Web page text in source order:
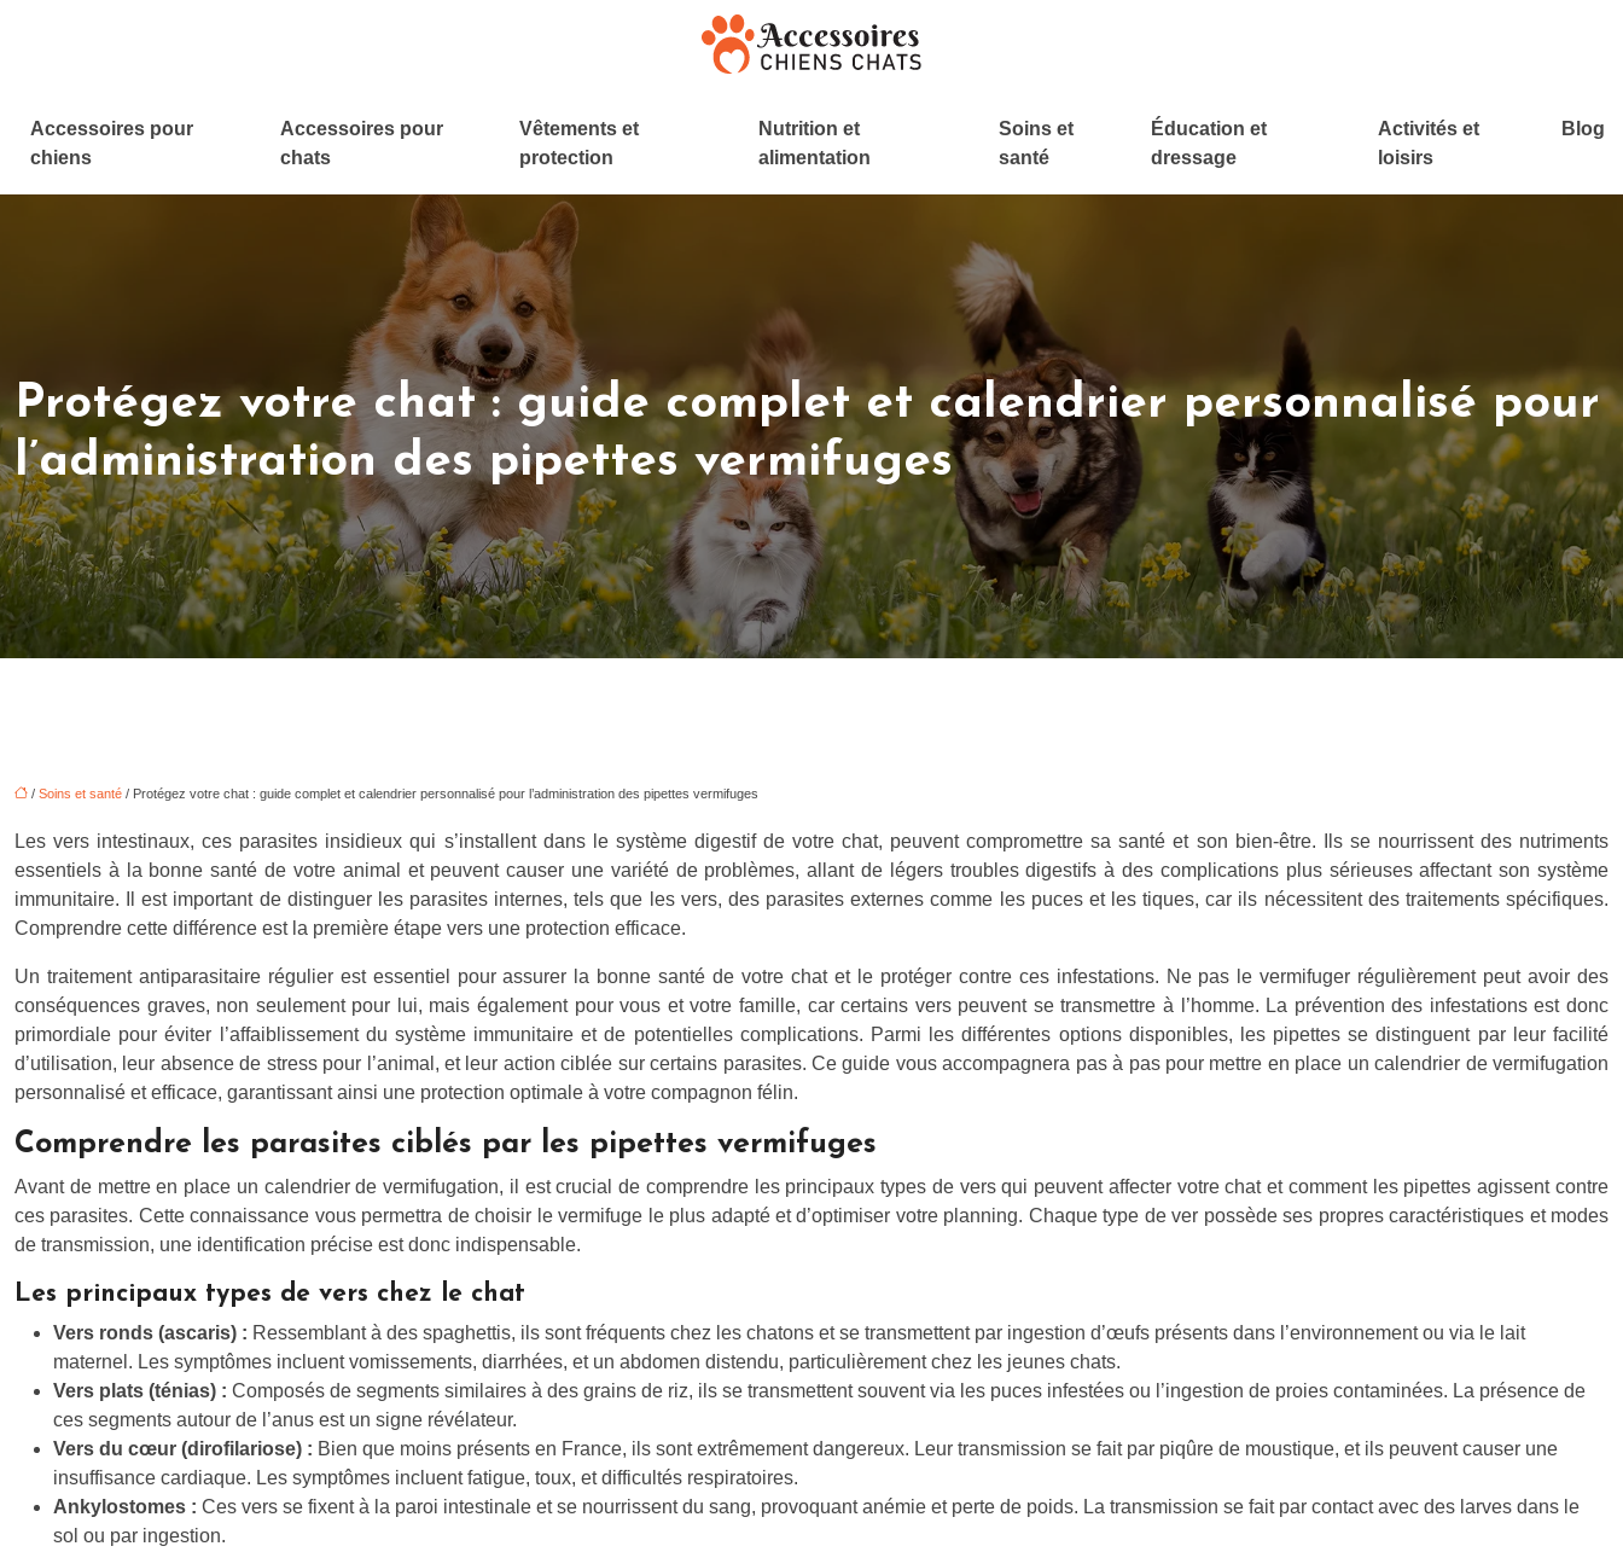
Accessoires pour
chiens
Accessoires pour
chats
Vêtements et
protection
Nutrition et
alimentation
Soins et
santé
Éducation et
dressage
Activités et
loisirs
Blog
Protégez votre chat : guide complet et calendrier personnalisé pour
l’administration des pipettes vermifuges
/ Soins et santé / Protégez votre chat : guide complet et calendrier personnalisé pour l’administration des pipettes vermifuges
Les vers intestinaux, ces parasites insidieux qui s’installent dans le système digestif de votre chat, peuvent compromettre sa santé et son bien-être. Ils se nourrissent des nutriments
essentiels à la bonne santé de votre animal et peuvent causer une variété de problèmes, allant de légers troubles digestifs à des complications plus sérieuses affectant son système
immunitaire. Il est important de distinguer les parasites internes, tels que les vers, des parasites externes comme les puces et les tiques, car ils nécessitent des traitements spécifiques.
Comprendre cette différence est la première étape vers une protection efficace.
Un traitement antiparasitaire régulier est essentiel pour assurer la bonne santé de votre chat et le protéger contre ces infestations. Ne pas le vermifuger régulièrement peut avoir des
conséquences graves, non seulement pour lui, mais également pour vous et votre famille, car certains vers peuvent se transmettre à l’homme. La prévention des infestations est donc
primordiale pour éviter l’affaiblissement du système immunitaire et de potentielles complications. Parmi les différentes options disponibles, les pipettes se distinguent par leur facilité
d’utilisation, leur absence de stress pour l’animal, et leur action ciblée sur certains parasites. Ce guide vous accompagnera pas à pas pour mettre en place un calendrier de vermifugation
personnalisé et efficace, garantissant ainsi une protection optimale à votre compagnon félin.
Comprendre les parasites ciblés par les pipettes vermifuges
Avant de mettre en place un calendrier de vermifugation, il est crucial de comprendre les principaux types de vers qui peuvent affecter votre chat et comment les pipettes agissent contre
ces parasites. Cette connaissance vous permettra de choisir le vermifuge le plus adapté et d’optimiser votre planning. Chaque type de ver possède ses propres caractéristiques et modes
de transmission, une identification précise est donc indispensable.
Les principaux types de vers chez le chat
Vers ronds (ascaris) : Ressemblant à des spaghettis, ils sont fréquents chez les chatons et se transmettent par ingestion d’œufs présents dans l’environnement ou via le lait
maternel. Les symptômes incluent vomissements, diarrhées, et un abdomen distendu, particulièrement chez les jeunes chats.
Vers plats (ténias) : Composés de segments similaires à des grains de riz, ils se transmettent souvent via les puces infestées ou l’ingestion de proies contaminées. La présence de
ces segments autour de l’anus est un signe révélateur.
Vers du cœur (dirofilariose) : Bien que moins présents en France, ils sont extrêmement dangereux. Leur transmission se fait par piqûre de moustique, et ils peuvent causer une
insuffisance cardiaque. Les symptômes incluent fatigue, toux, et difficultés respiratoires.
Ankylostomes : Ces vers se fixent à la paroi intestinale et se nourrissent du sang, provoquant anémie et perte de poids. La transmission se fait par contact avec des larves dans le
sol ou par ingestion.